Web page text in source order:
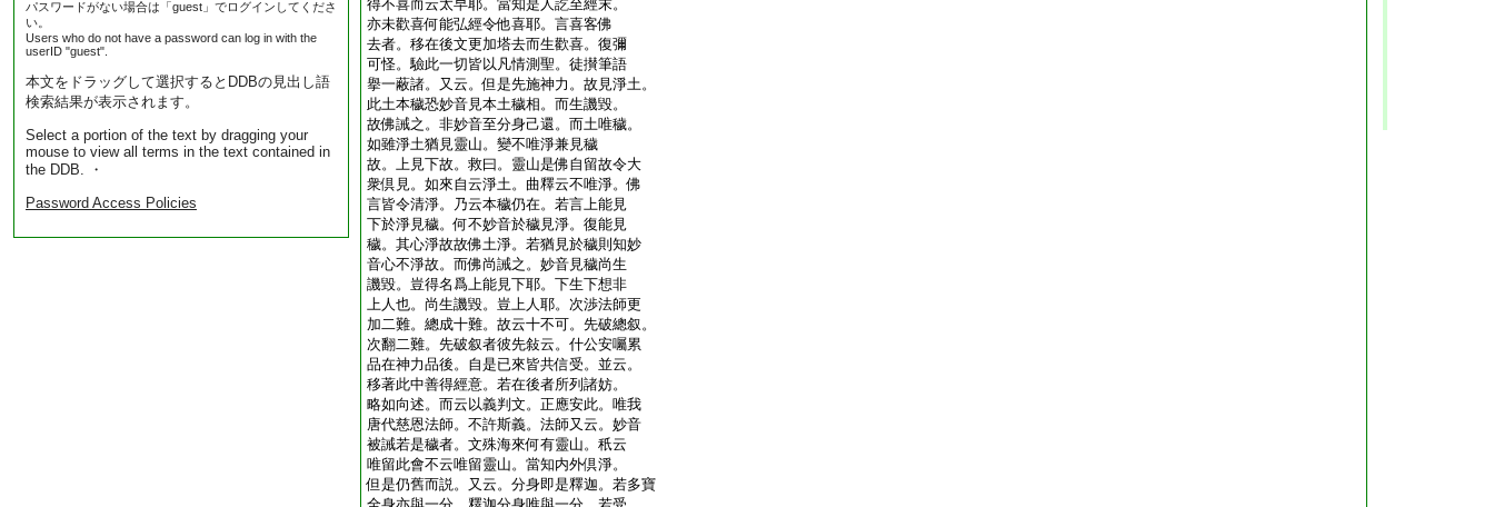
パスワードがない場合は「guest」でログインしてくださ
い。
Users who do not have a password can log in with the
userID "guest".
本文をドラッグして選択するとDDBの見出し語
検索結果が表示されます。
Select a portion of the text by dragging your
mouse to view all terms in the text contained in
the DDB. ・
Password Access Policies
得不喜而云太早耶。當知是人訖至經末。
亦未歡喜何能弘經令他喜耶。言喜客佛
去者。移在後文更加塔去而生歡喜。復彌
可怪。驗此一切皆以凡情測聖。徒攅筆語
擧一蔽諸。又云。但是先施神力。故見淨土。
此土本穢恐妙音見本土穢相。而生譏毀。
故佛誡之。非妙音至分身己還。而土唯穢。
如雖淨土猶見靈山。變不唯淨兼見穢
故。上見下故。救曰。靈山是佛自留故令大
衆倶見。如來自云淨土。曲釋云不唯淨。佛
言皆令清淨。乃云本穢仍在。若言上能見
下於淨見穢。何不妙音於穢見淨。復能見
穢。其心淨故故佛土淨。若猶見於穢則知妙
音心不淨故。而佛尚誡之。妙音見穢尚生
譏毀。豈得名爲上能見下耶。下生下想非
上人也。尚生譏毀。豈上人耶。次渉法師更
加二難。總成十難。故云十不可。先破總叙。
次翻二難。先破叙者彼先敍云。什公安囑累
品在神力品後。自是已來皆共信受。並云。
移著此中善得經意。若在後者所列諸妨。
略如向述。而云以義判文。正應安此。唯我
唐代慈恩法師。不許斯義。法師又云。妙音
被誡若是穢者。文殊海來何有靈山。秖云
唯留此會不云唯留靈山。當知内外倶淨。
但是仍舊而説。又云。分身即是釋迦。若多寶